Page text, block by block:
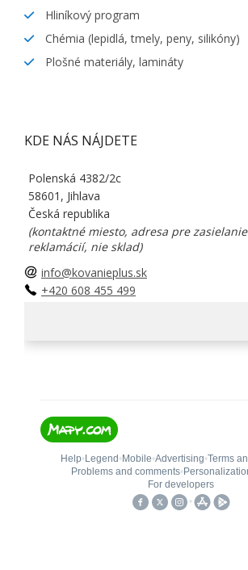
Hliníkový program
Chémia (lepidlá, tmely, peny, silikóny)
Plošné materiály, lamináty
KDE NÁS NÁJDETE
Polenská 4382/2c
58601, Jihlava
Česká republika
(kontaktné miesto, adresa pre zasielanie
reklamácií, nie sklad)
info@kovanieplus.sk
+420 608 455 499